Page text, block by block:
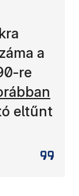
a
re
ablakban
eltűnt